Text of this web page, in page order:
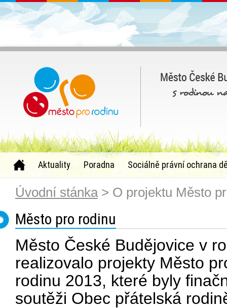
Aktuality Poradna Sociálně právní ochrana
Úvodní stánka> O projektu Město
Město pro rodinu
Město České Budějovice v
realizovalo projekty Město
rodinu 2013, které byly
soutěži Obec přátelská